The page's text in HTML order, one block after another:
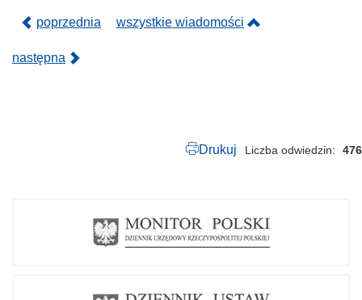
poprzednia wszystkie wiadomości
następna
Drukuj Liczba odwiedzin 476